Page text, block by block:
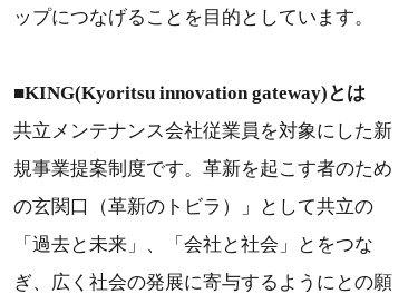
ップにつなげることを目的としています。
■KING(Kyoritsu innovation gateway)とは
共立メンテナンス会社従業員を対象にした新
規事業提案制度です。革新を起こす者のため
の玄関口（革新のトビラ）」として共立の
「過去と未来」、「会社と社会」とをつな
ぎ、広く社会の発展に寄与するようにとの願